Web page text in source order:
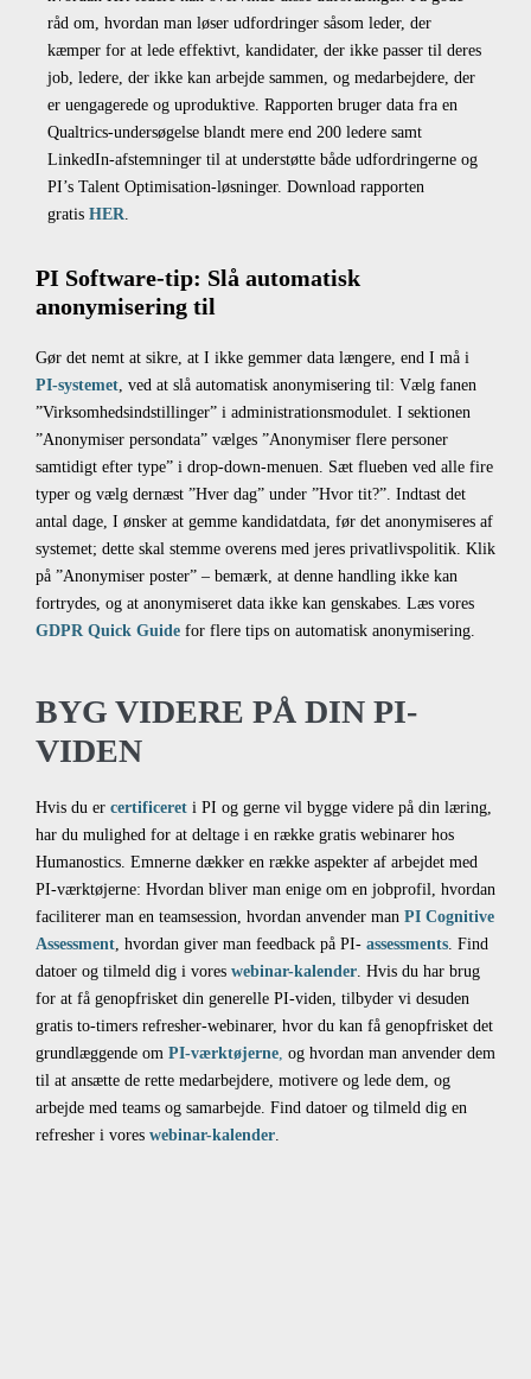
råd om, hvordan man løser udfordringer såsom leder, der
kæmper for at lede effektivt, kandidater, der ikke passer til deres
job, ledere, der ikke kan arbejde sammen, og medarbejdere, der
er uengagerede og uproduktive. Rapporten bruger data fra en
Qualtrics-undersøgelse blandt mere end 200 ledere samt
LinkedIn-afstemninger til at understøtte både udfordringerne og
PI’s Talent Optimisation-løsninger. Download rapporten
gratis HER.
PI Software-tip: Slå automatisk
anonymisering til
Gør det nemt at sikre, at I ikke gemmer data længere, end I må i
PI-systemet, ved at slå automatisk anonymisering til: Vælg fanen
”Virksomhedsindstillinger” i administrationsmodulet. I sektionen
”Anonymiser persondata” vælges ”Anonymiser flere personer
samtidigt efter type” i drop-down-menuen. Sæt flueben ved alle fire
typer og vælg dernæst ”Hver dag” under ”Hvor tit?”. Indtast det
antal dage, I ønsker at gemme kandidatdata, før det anonymiseres af
systemet; dette skal stemme overens med jeres privatlivspolitik. Klik
på ”Anonymiser poster” – bemærk, at denne handling ikke kan
fortrydes, og at anonymiseret data ikke kan genskabes. Læs vores
GDPR Quick Guide for flere tips on automatisk anonymisering.
BYG VIDERE PÅ DIN PI-
VIDEN
Hvis du er certificeret i PI og gerne vil bygge videre på din læring,
har du mulighed for at deltage i en række gratis webinarer hos
Humanostics. Emnerne dækker en række aspekter af arbejdet med
PI-værktøjerne: Hvordan bliver man enige om en jobprofil, hvordan
faciliterer man en teamsession, hvordan anvender man PI Cognitive
Assessment, hvordan giver man feedback på PI- assessments. Find
datoer og tilmeld dig i vores webinar-kalender. Hvis du har brug
for at få genopfrisket din generelle PI-viden, tilbyder vi desuden
gratis to-timers refresher-webinarer, hvor du kan få genopfrisket det
grundlæggende om PI-værktøjerne, og hvordan man anvender dem
til at ansætte de rette medarbejdere, motivere og lede dem, og
arbejde med teams og samarbejde. Find datoer og tilmeld dig en
refresher i vores webinar-kalender.